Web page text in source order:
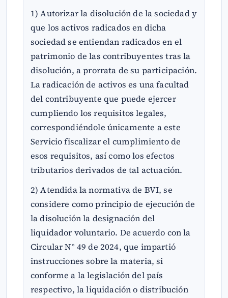
1) Autorizar la disolución de la sociedad y
que los activos radicados en dicha
sociedad se entiendan radicados en el
patrimonio de las contribuyentes tras la
disolución, a prorrata de su participación.
La radicación de activos es una facultad
del contribuyente que puede ejercer
cumpliendo los requisitos legales,
correspondiéndole únicamente a este
Servicio fiscalizar el cumplimiento de
esos requisitos, así como los efectos
tributarios derivados de tal actuación.
2) Atendida la normativa de BVI, se
considere como principio de ejecución de
la disolución la designación del
liquidador voluntario. De acuerdo con la
Circular N° 49 de 2024, que impartió
instrucciones sobre la materia, si
conforme a la legislación del país
respectivo, la liquidación o distribución